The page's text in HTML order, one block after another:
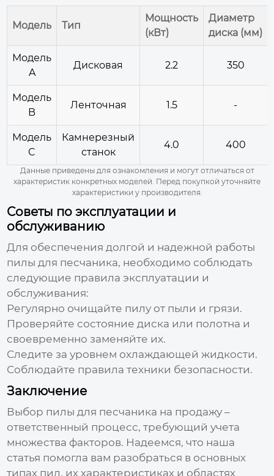
Модель Тип
Мощность
(кВт)
Диаметр
диска (мм)
Модель
A
Дисковая 2.2 350
Модель
B
Ленточная 1.5 -
Модель
C
Камнерезный
станок
4.0 400
Данные приведены для ознакомления и могут отличаться от
характеристик конкретных моделей. Перед покупкой уточняйте
характеристики у производителя.
Советы по эксплуатации и
обслуживанию
Для обеспечения долгой и надежной работы
пилы для песчаника, необходимо соблюдать
следующие правила эксплуатации и
обслуживания:
Регулярно очищайте пилу от пыли и грязи.
Проверяйте состояние диска или полотна и
своевременно заменяйте их.
Следите за уровнем охлаждающей жидкости.
Соблюдайте правила техники безопасности.
Заключение
Выбор пилы для песчаника на продажу –
ответственный процесс, требующий учета
множества факторов. Надеемся, что наша
статья помогла вам разобраться в основных
типах пил, их характеристиках и областях